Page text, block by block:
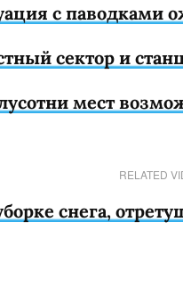
с паводками
сектор и
мест
RELATED
снега,